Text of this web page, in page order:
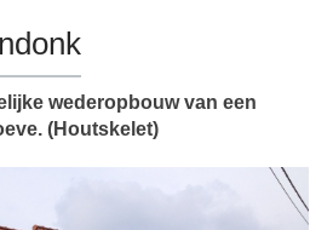
wederopbouw van een
(Houtskelet)